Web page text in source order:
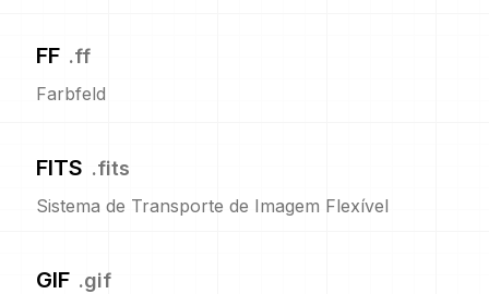
FF .ff
Farbfeld
FITS .fits
Sistema de Transporte de Imagem Flexível
GIF .gif